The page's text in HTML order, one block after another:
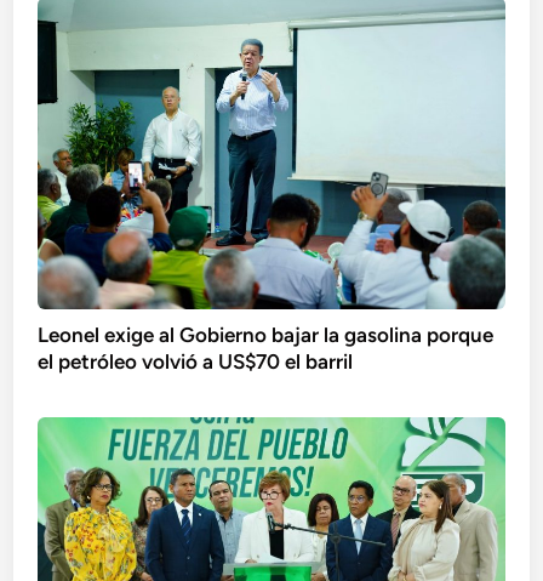
Leonel exige al Gobierno bajar la gasolina porque
el petróleo volvió a US$70 el barril